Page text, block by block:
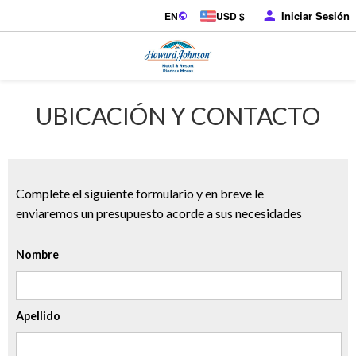
EN USD $ Iniciar Sesión
UBICACIÓN Y CONTACTO
Complete el siguiente formulario y en breve le
enviaremos un presupuesto acorde a sus necesidades
Nombre
Apellido